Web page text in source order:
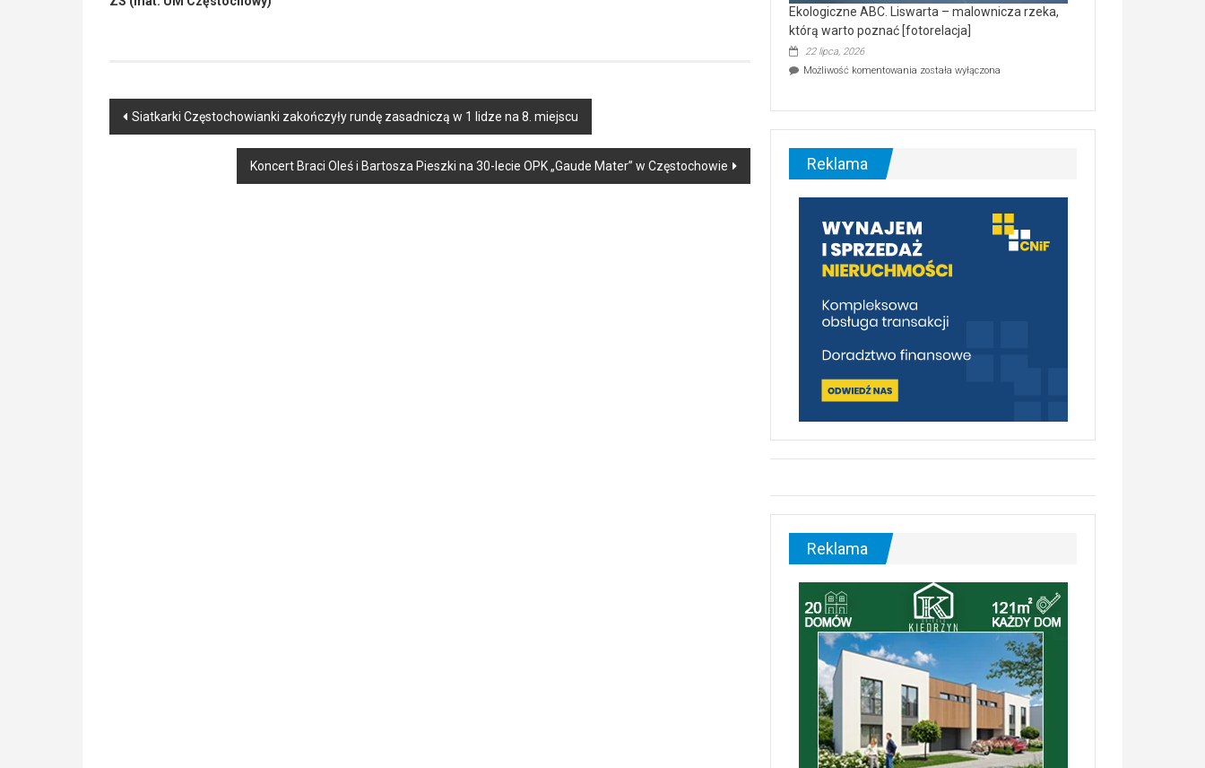
Post
Siatkarki Częstochowianki zakończyły rundę zasadniczą w 1 lidze na 8. miejscu
Koncert Braci Oleś i Bartosza Pieszki na 30-lecie OPK „Gaude Mater” w Częstochowie
Ekologiczne ABC. Liswarta – malownicza rzeka,
którą warto poznać [fotorelacja]
22 lipca, 2026
Możliwość komentowania Ekologiczne
–
malownicza
[fotorelacja]
została wyłączona
Reklama
Reklama